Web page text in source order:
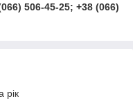
506-45-25; +38 (066)
рік